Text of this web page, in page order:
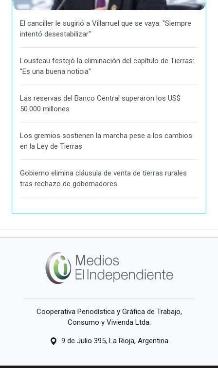
El canciller le sugirió a Villarruel que se vaya: "Siempre
intentó desestabilizar"
Lousteau festejó la eliminación del capítulo de Tierras:
"Es una buena noticia"
Las reservas del Banco Central superaron los US$
50.000 millones
Los gremios sostienen la marcha pese a los cambios
en la Ley de Tierras
Gobierno elimina cláusula de venta de tierras rurales
tras rechazo de gobernadores
Cooperativa Periodística y Gráfica de Trabajo,
Consumo y Vivienda Ltda.
9 de Julio 395, La Rioja, Argentina